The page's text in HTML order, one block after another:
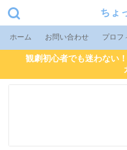
ちょ
ホーム お問い合わせ プロフ
観劇初心者でも迷わない